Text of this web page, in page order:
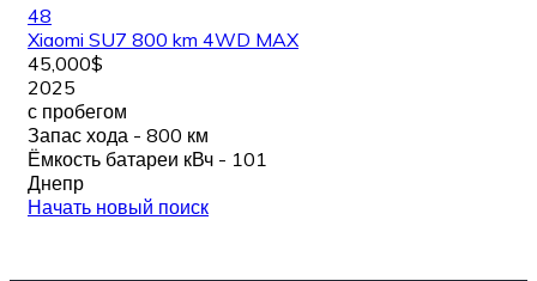
48
Xiaomi SU7 800 km 4WD MAX
45,000$
2025
с пробегом
Запас хода - 800 км
Ёмкость батареи кВч - 101
Днепр
Начать новый поиск